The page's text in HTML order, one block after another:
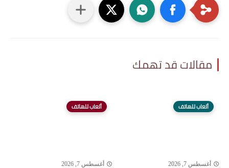
مقالات قد تهمك
ألعاب للهاتف
أغسطس 7, 2026
ألعاب للهاتف
أغسطس 7, 2026